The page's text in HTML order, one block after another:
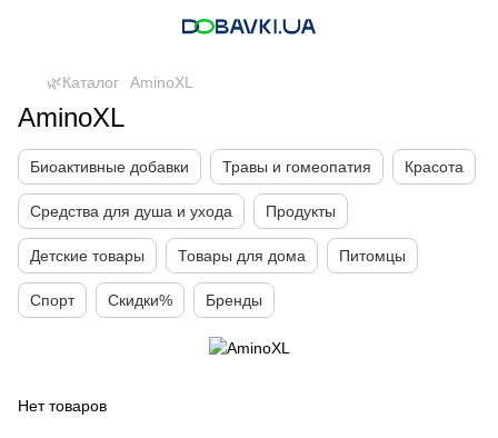
🌿Каталог AminoXL
AminoXL
Биоактивные добавки Травы и гомеопатия Красота
Средства для душа и ухода Продукты
Детские товары Товары для дома Питомцы
Спорт Скидки% Бренды
Нет товаров